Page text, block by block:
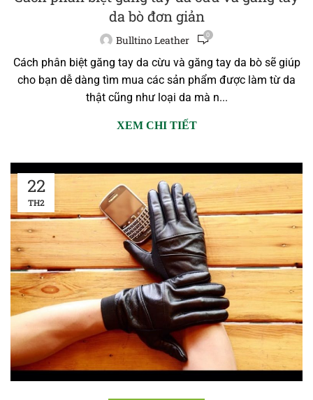
da bò đơn giản
Bulltino Leather 0
Cách phân biệt găng tay da cừu và găng tay da bò sẽ giúp
cho bạn dễ dàng tìm mua các sản phẩm được làm từ da
thật cũng như loại da mà n...
XEM CHI TIẾT
22
TH2